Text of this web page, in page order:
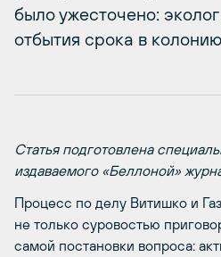
было ужесточено:
отбытия срока в
Статья подготовлена
издаваемого «Беллоной»
Процесс по делу Витишко и
не только суровостью
самой постановки вопроса: